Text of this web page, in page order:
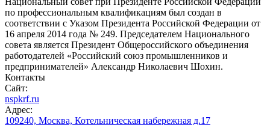
по профессиональным квалификациям был создан в
соответствии с Указом Президента Российской Федерации от
16 апреля 2014 года № 249. Председателем Национального
совета является Президент Общероссийского объединения
работодателей «Российский союз промышленников и
предпринимателей» Александр Николаевич Шохин.
Контакты
Сайт:
nspkrf.ru
Адрес:
109240, Москва, Котельническая набережная д.17